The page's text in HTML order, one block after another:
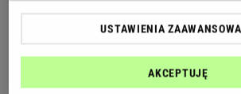
ucztować wraz z pierwszą
wigilia oznaczała nocne
przygotowywać miało do
Miało ono charakter pokutny.
USTAWIENIA
AKCEPTUJĘ